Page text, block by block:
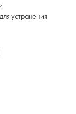
устранения